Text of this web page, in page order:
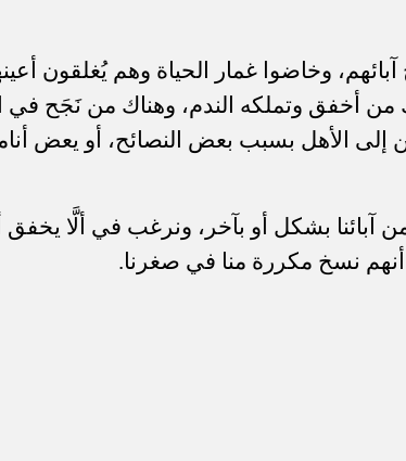
آبائهم، وخاضوا غمار الحياة وهم يُغلقون
من أخفق وتملكه الندم، وهناك من نَجَح في
إلى الأهل بسبب بعض النصائح، أو يعض
آبائنا بشكل أو بآخر، ونرغب في ألَّا يخفق
أنهم نسخ مكررة منا في صغرنا.